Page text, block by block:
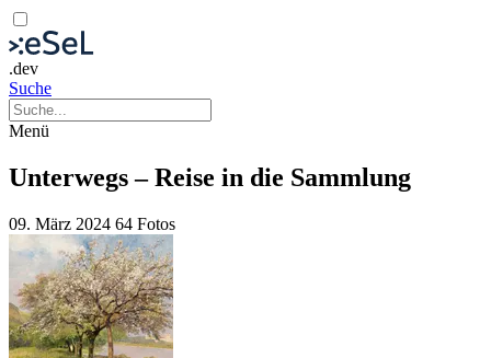
.dev
Suche
Menü
Unterwegs – Reise in die Sammlung
09. März 2024 64 Fotos